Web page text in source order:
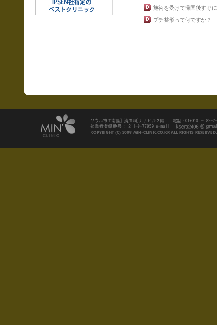
施術を受けて帰国後すぐ
プチ整形って何ですか？